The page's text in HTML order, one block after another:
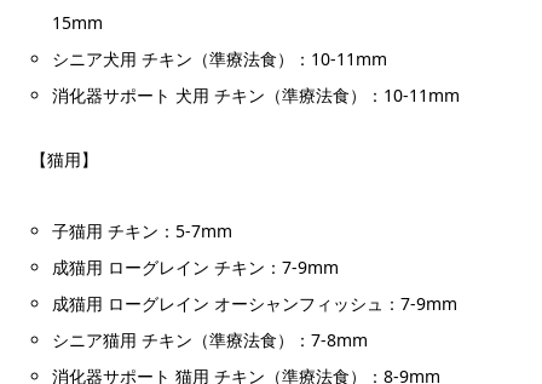
15mm
シニア犬用 チキン（準療法食）：10-11mm
消化器サポート 犬用 チキン（準療法食）：10-11mm
【猫用】
子猫用 チキン：5-7mm
成猫用 ローグレイン チキン：7-9mm
成猫用 ローグレイン オーシャンフィッシュ：7-9mm
シニア猫用 チキン（準療法食）：7-8mm
消化器サポート 猫用 チキン（準療法食）：8-9mm